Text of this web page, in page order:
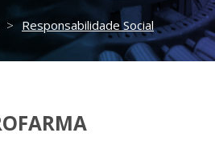
> Responsabilidade Social